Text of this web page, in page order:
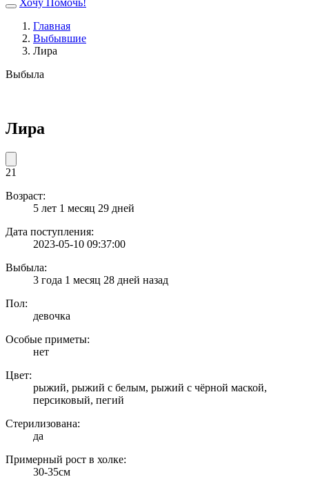
Хочу Помочь!
Главная
Выбывшие
Лира
Выбыла
Лира
21
Возраст:
5 лет 1 месяц 29 дней
Дата поступления:
2023-05-10 09:37:00
Выбыла:
3 года 1 месяц 28 дней назад
Пол:
девочка
Особые приметы:
нет
Цвет:
рыжий, рыжий с белым, рыжий с чёрной маской,
персиковый, пегий
Стерилизована:
да
Примерный рост в холке:
30-35см